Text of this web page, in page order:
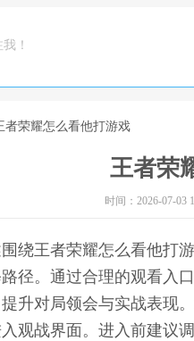
！
者荣耀怎么看他打游戏
王者荣
时间：2026-07-03
绕王者荣耀怎么看他打
径。通过合理的观看入
升对局领会与实战表现
观战界面。进入前建议